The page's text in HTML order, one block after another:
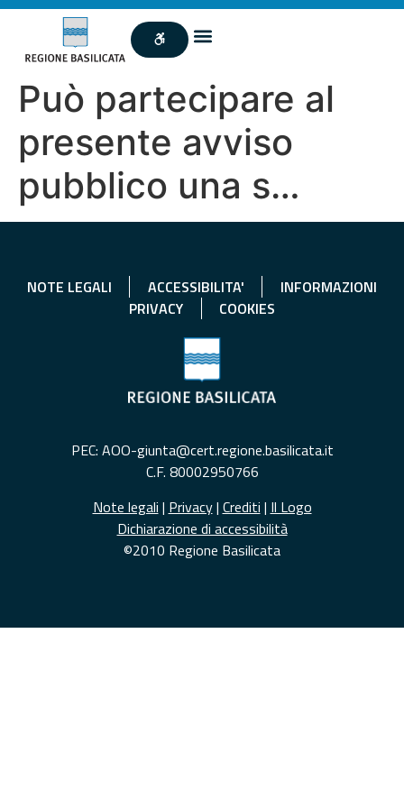
Può partecipare al
presente avviso
pubblico una s…
NOTE LEGALI ACCESSIBILITA'
INFORMAZIONI
PRIVACY
COOKIES
PEC: AOO-giunta@cert.regione.basilicata.it
C.F. 80002950766
Note legali | Privacy| Crediti | Il Logo
Dichiarazione di accessibilità
©2010 Regione Basilicata